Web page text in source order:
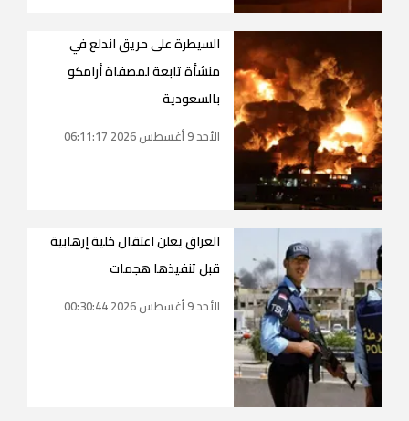
السيطرة على حريق اندلع في
منشأة تابعة لمصفاة أرامكو
بالسعودية
الأحد 9 أغسطس 2026 06:11:17
العراق يعلن اعتقال خلية إرهابية
قبل تنفيذها هجمات
الأحد 9 أغسطس 2026 00:30:44